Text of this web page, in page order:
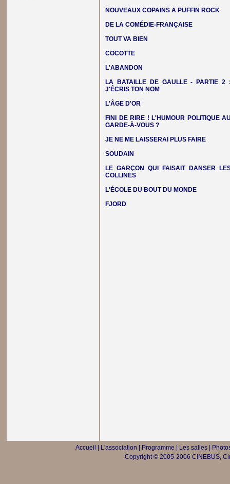
NOUVEAUX COPAINS A PUFFIN ROCK
DE LA COMÉDIE-FRANÇAISE
TOUT VA BIEN
COCOTTE
L'ABANDON
LA BATAILLE DE GAULLE - PARTIE 2
J'ÉCRIS TON NOM
L'ÂGE D'OR
FINI DE RIRE ! L'HUMOUR POLITIQUE
GARDE-À-VOUS ?
JE NE ME LAISSERAI PLUS FAIRE
SOUDAIN
LE GARÇON QUI FAISAIT DANSER
COLLINES
L'ÉCOLE DU BOUT DU MONDE
FJORD
Accueil L'association Programme Les salles|
Copyright © 2005-2006 CINEBUS,